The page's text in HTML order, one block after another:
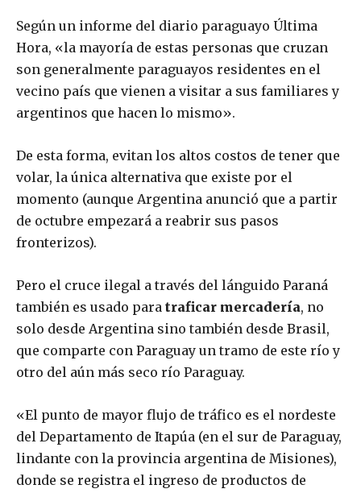
Según un informe del diario paraguayo Última
Hora, «la mayoría de estas personas que cruzan
son generalmente paraguayos residentes en el
vecino país que vienen a visitar a sus familiares y
argentinos que hacen lo mismo».
De esta forma, evitan los altos costos de tener que
volar, la única alternativa que existe por el
momento (aunque Argentina anunció que a partir
de octubre empezará a reabrir sus pasos
fronterizos).
Pero el cruce ilegal a través del lánguido Paraná
también es usado para traficar mercadería, no
solo desde Argentina sino también desde Brasil,
que comparte con Paraguay un tramo de este río y
otro del aún más seco río Paraguay.
«El punto de mayor flujo de tráfico es el nordeste
del Departamento de Itapúa (en el sur de Paraguay,
lindante con la provincia argentina de Misiones),
donde se registra el ingreso de productos de